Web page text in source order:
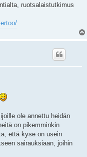
ruotsalaistutkimus
ole annettu heidän
on pikemminkin
että kyse on usein
sairauksiaan, joihin